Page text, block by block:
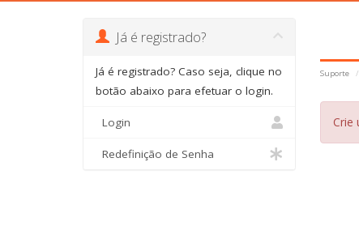
Suporte
Já é registrado?
Já é registrado? Caso seja, clique no
botão abaixo para efetuar o login.
Login
Redefinição de Senha
Crie